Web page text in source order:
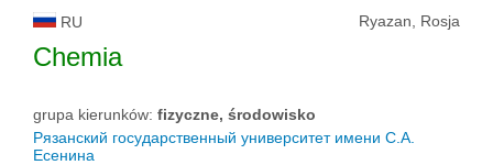
RU Ryazan, Rosja
Chemia
grupa kierunków: fizyczne, środowisko
Рязанский государственный университет имени С.А.
Есенина